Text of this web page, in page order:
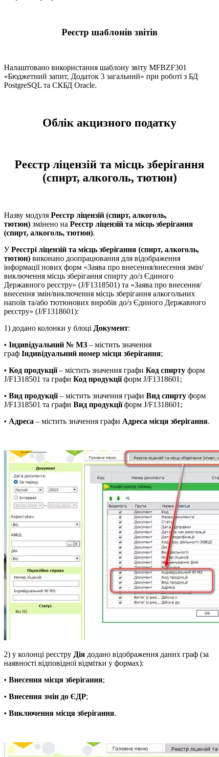
Реєстр шаблонів звітів
Налаштовано використання шаблону звіту MFBZF301
«Бюджетний запит, Додаток 3 загальний» при роботі з БД
PostgreSQL та СКБД Oracle.
Облік акцизного податку
Реєстр ліцензій та місць зберігання
(спирт, алкоголь, тютюн)
Назву модуля Реєстр ліцензій (спирт, алкоголь,
тютюн) змінено на Реєстр ліцензій та місць зберігання
(спирт, алкоголь, тютюн).
УРеєстрі ліцензій та місць зберігання (спирт, алкоголь,
тютюн) виконано доопрацювання для відображення
інформації нових форм «Заява про внесення/внесення змін/
виключення місць зберігання спирту до/з Єдиного
Державного реєстру» (J/F1318501) та «Заява про внесення/
внесення змін/виключення місць зберігання алкогольних
напоїв та/або тютюнових виробів до/з Єдиного Державного
реєстру» (J/F1318601):
1) додано колонки у блоці Документ:
• Індивідуальний № МЗ – містить значення
граф Індивідуальний номер місця зберігання;
• Код продукції– містить значення графи Код спирту форм
J/F1318501 та графи Код продукціїформ J/F1318601;
• Вид продукції– містить значення графи Вид спирту форм
J/F1318501 та графи Вид продукціїформ J/F1318601;
• Адреса – містить значення графи Адреса місця зберігання.
2) у колонці реєстру Дія додано відображення даних граф (за
наявності відповідної відмітки у формах):
• Внесення місця зберігання;
• Внесення змін до ЄДР;
• Виключення місця зберігання.